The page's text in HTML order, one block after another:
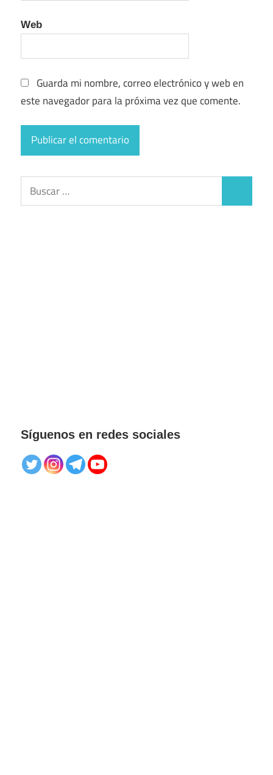
Web
Guarda mi nombre, correo electrónico y web en
este navegador para la próxima vez que comente.
Buscar:
Síguenos en redes sociales